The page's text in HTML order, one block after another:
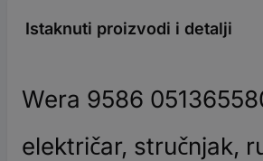
Istaknuti proizvodi i detalji
Wera 9586
električar, stručnjak,